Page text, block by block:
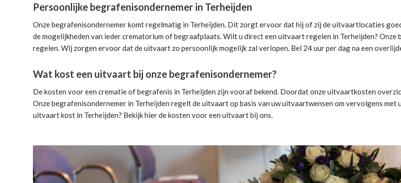
Persoonlijke begrafenisondernemer in Terheijden
Onze begrafenisondernemer komt regelmatig in Terheijden. Dit zorgt ervoor dat hij of zij de uitvaartlocaties
de mogelijkheden van ieder crematorium of begraafplaats. Wilt u direct een uitvaart regelen in Terheijden?
regelen. Wij zorgen ervoor dat de uitvaart zo persoonlijk mogelijk zal verlopen. Bel 24 uur per dag na een
Wat kost een uitvaart bij onze begrafenisondernemer?
De kosten voor een crematie of begrafenis in Terheijden zijn vooraf bekend. Doordat onze uitvaartkosten
Onze begrafenisondernemer in Terheijden regelt de uitvaartop basis van uw uitvaartwensen om vervolgens
uitvaart kost in Terheijden? Bekijk hier dekosten voor een uitvaartbij ons.